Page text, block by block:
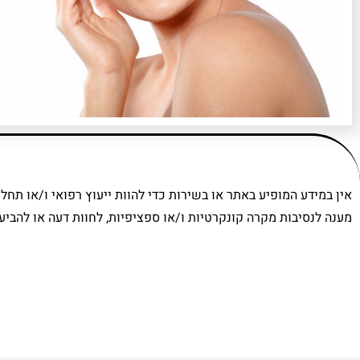
אין במידע המופיע באתר או בשירות כדי להוות ייעוץ רפואי ו/או
מענה לנסיבות מקרה קונקרטיות ו/או ספציפיות, לחוות דעה או